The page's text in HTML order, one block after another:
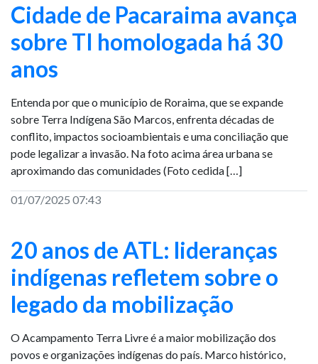
Cidade de Pacaraima avança
sobre TI homologada há 30
anos
Entenda por que o município de Roraima, que se expande
sobre Terra Indígena São Marcos, enfrenta décadas de
conflito, impactos socioambientais e uma conciliação que
pode legalizar a invasão. Na foto acima área urbana se
aproximando das comunidades (Foto cedida […]
01/07/2025 07:43
20 anos de ATL: lideranças
indígenas refletem sobre o
legado da mobilização
O Acampamento Terra Livre é a maior mobilização dos
povos e organizações indígenas do país. Marco histórico,